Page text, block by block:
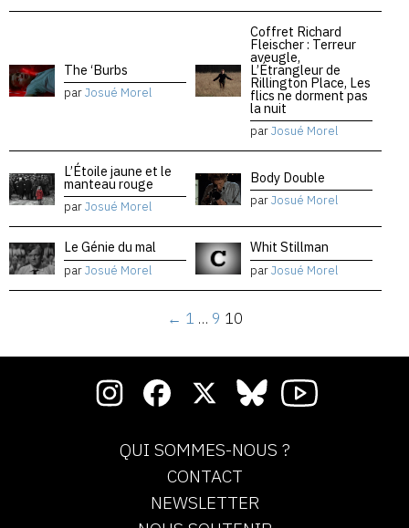
The ‘Burbs
parJosué Morel
Coffret Richard
Fleischer : Terreur
aveugle,
L’Étrangleur de
Rillington Place, Les
flics ne dorment pas
la nuit
parJosué Morel
L’Étoile jaune et le
manteau rouge
parJosué Morel
Body Double
parJosué Morel
Le Génie du mal
parJosué Morel
Whit Stillman
parJosué Morel
← 1 … 9 10
QUI SOMMES-NOUS ?
CONTACT
NEWSLETTER